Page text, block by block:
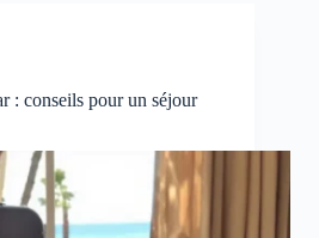
: conseils pour un séjour